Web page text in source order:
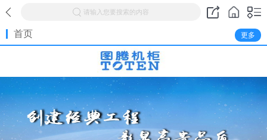
请输入您要搜索的内容
首页 更多